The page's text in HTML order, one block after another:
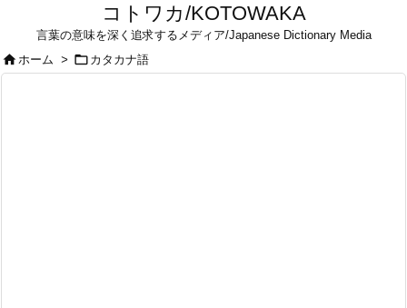
コトワカ/KOTOWAKA
言葉の意味を深く追求するメディア/Japanese Dictionary Media
ホーム >  カタカナ語